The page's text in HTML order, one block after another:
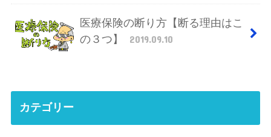
医療保険の断り方【断る理由はこ
の３つ】
2019.09.10
カテゴリー